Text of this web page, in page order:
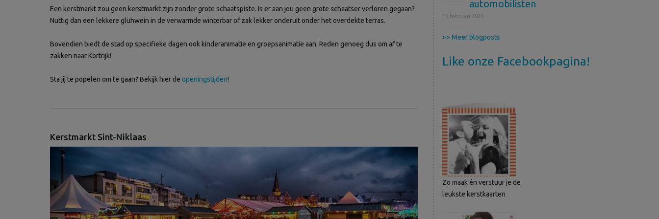
Een kerstmarkt zou geen kerstmarkt zijn zonder grote schaatspiste. Is er aan jou geen grote schaatser verloren gegaan?
Nuttig dan een lekkere glühwein in de verwarmde winterbar of zak lekker onderuit onder het overdekte terras.
Bovendien biedt de stad op specifieke dagen ook kinderanimatie en groepsanimatie aan. Reden genoeg dus om af te
zakken naar Kortrijk!
Sta jij te popelen om te gaan? Bekijk hier de openingstijden!
Kerstmarkt Sint-Niklaas
automobilisten
16 februari 2026
>> Meer blogposts
Like onze Facebookpagina!
Zo maak én verstuur je de
leukste kerstkaarten